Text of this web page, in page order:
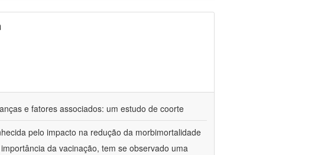
e fatores associados: um estudo de coorte
pelo impacto na redução da morbimortalidade
da vacinação, tem se observado uma